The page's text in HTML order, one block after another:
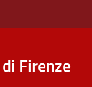
Firenze